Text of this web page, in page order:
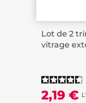
Lot de 2
vitrage
2,19 €